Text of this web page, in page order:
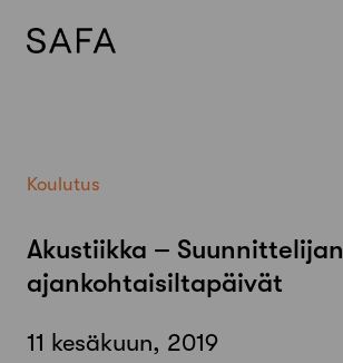
Koulutus
Akustiikka – Suunnittelijan
ajankohtaisiltapäivät
11 kesäkuun, 2019